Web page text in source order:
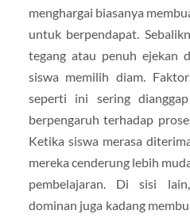
menghargai biasanya
untuk berpendapat.
tegang atau penuh ejekan
siswa memilih diam.
seperti ini sering
berpengaruh terhadap
Ketika siswa merasa
mereka cenderung lebih
pembelajaran. Di sisi
dominan juga kadang